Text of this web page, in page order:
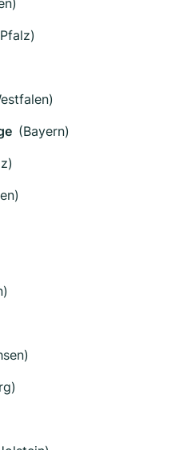
(Bayern)